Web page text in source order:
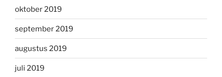
oktober 2019
september 2019
augustus 2019
juli 2019